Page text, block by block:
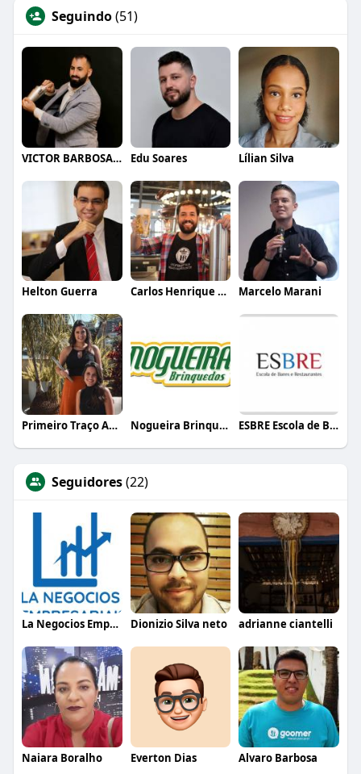
Seguindo(51)
VICTOR BARBOSA QUARANTA Edu Soares Lílian Silva
Helton Guerra Carlos Henrique de Faria Vasconcelos Marcelo Marani
Primeiro Traço Arquitetura Nogueira Brinquedos ESBRE Escola de Bares e Restaurantes
Seguidores(22)
La Negocios Empresariais Dionizio Silva neto adrianne ciantelli
Naiara Boralho Everton Dias Alvaro Barbosa